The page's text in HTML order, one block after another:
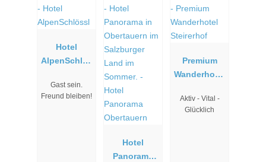
Hotel
AlpenSchlös
Gast sein.
Freund bleiben!
Hotel
Panorama
Premium
Wanderhotel
Aktiv - Vital -
Glücklich